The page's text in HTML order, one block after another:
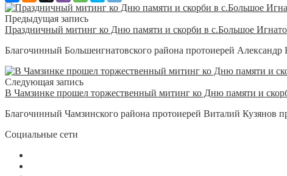
Предыдущая запись
Праздничный митинг ко Дню памяти и скорби в с.Большое
Благочинный Большеигнатовского района протоиерей
Следующая запись
В Чамзинке прошел торжественный митинг ко Дню памяти и
Благочинный Чамзинского района протоиерей Виталий Кузянов
Социальные сети